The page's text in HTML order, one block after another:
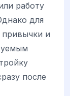
работу
для
привычки и
после